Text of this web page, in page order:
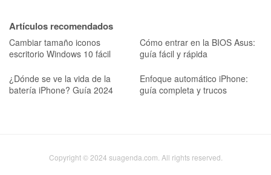
Artículos recomendados
Cambiar tamaño iconos
escritorio Windows 10 fácil
Cómo entrar en la BIOS Asus:
guía fácil y rápida
¿Dónde se ve la vida de la
batería iPhone? Guía 2024
Enfoque automático iPhone:
guía completa y trucos
Copyright © 2024 suagenda.com. All rights reserved.